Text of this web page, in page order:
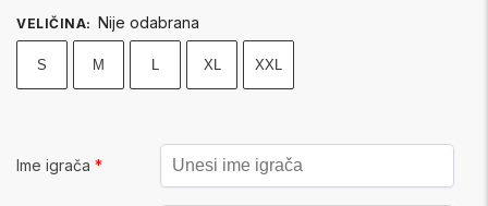
VELIČINA: Nije odabrana
S M L XL XXL
Ime igrača *